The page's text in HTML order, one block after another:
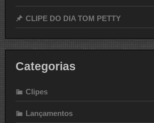
CLIPE DO DIA TOM PETTY
Categorias
Clipes
Lançamentos